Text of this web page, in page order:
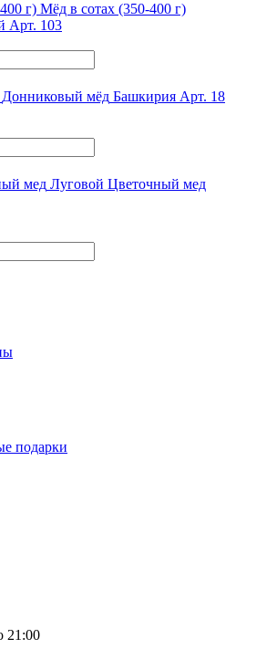
Мёд в сотах (350-400 г)
Арт. 103
Донниковый мёд Башкирия Арт. 18
Луговой Цветочный мед
подарки
21:00